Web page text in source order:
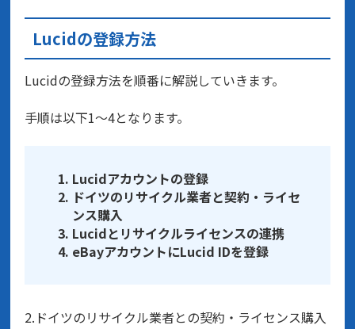
Lucidの登録方法
Lucidの登録方法を順番に解説していきます。
手順は以下1〜4となります。
Lucidアカウントの登録
ドイツのリサイクル業者と契約・ライセ
ンス購入
Lucidとリサイクルライセンスの連携
eBayアカウントにLucid IDを登録
2.ドイツのリサイクル業者との契約・ライセンス購入